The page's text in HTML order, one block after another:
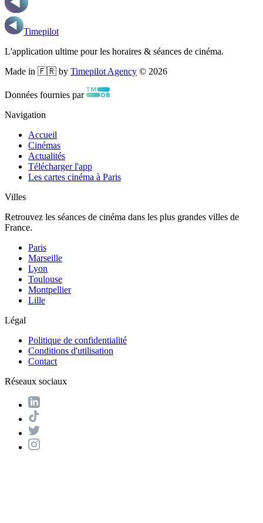
Timepilot
L'application ultime pour les horaires & séances de cinéma.
Made in 🇫🇷 by Timepilot Agency © 2026
Données fournies par
Navigation
Accueil
Cinémas
Actualités
Télécharger l'app
Les cartes cinéma à Paris
Villes
Retrouvez les séances de cinéma dans les plus grandes villes de
France.
Paris
Marseille
Lyon
Toulouse
Montpellier
Lille
Légal
Politique de confidentialité
Conditions d'utilisation
Contact
Réseaux sociaux